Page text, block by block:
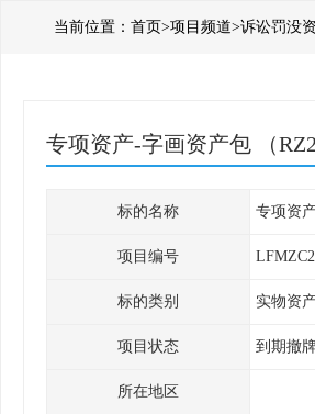
当前位置： 首页>项目频道>诉讼罚没
专项资产-字画资产包 （
标的名称 专项资
项目编号
标的类别 实物资
项目状态 到期撤
所在地区